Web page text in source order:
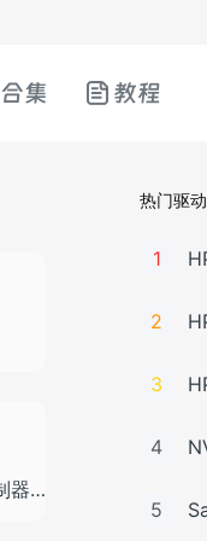
合集 教程
SCSI/RAID控制器驱动
热门驱动
1
2
3
4
5